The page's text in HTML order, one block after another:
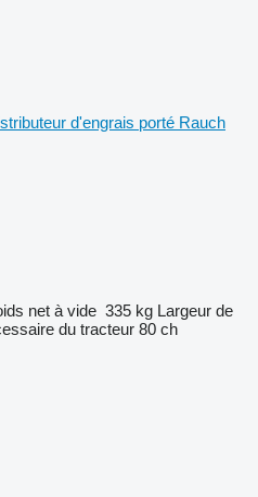
d'engrais porté Rauch
net à vide 335 kg Largeur de
du tracteur 80 ch